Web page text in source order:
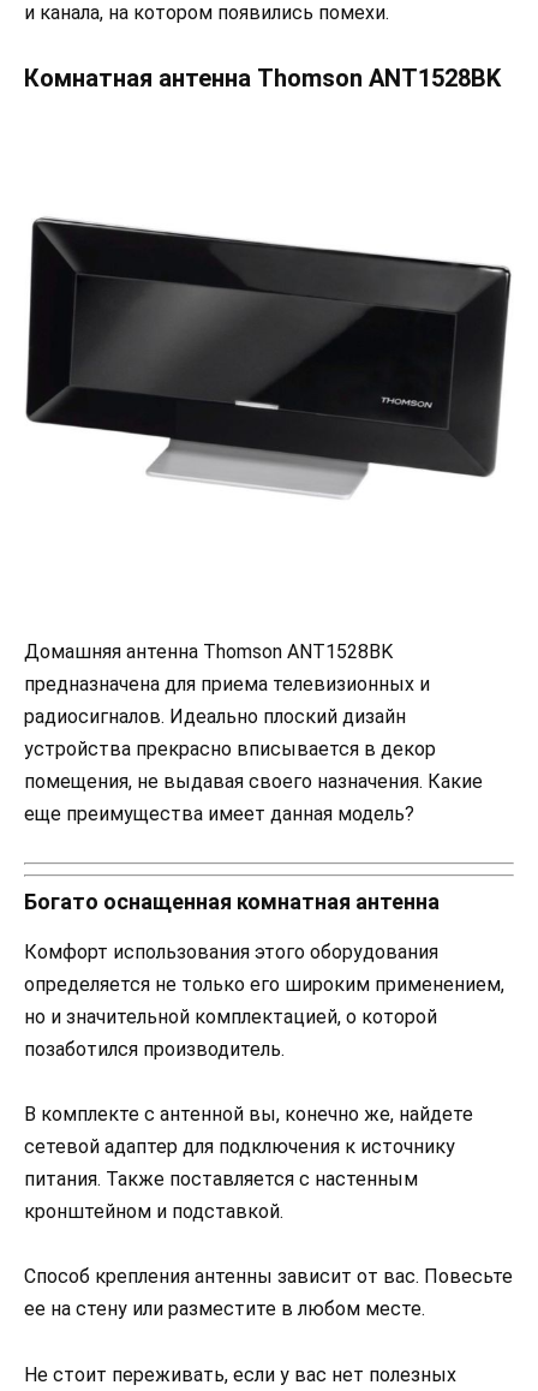
и канала, на котором появились помехи.
Комнатная антенна Thomson ANT1528BK
Домашняя антенна Thomson ANT1528BK
предназначена для приема телевизионных и
радиосигналов. Идеально плоский дизайн
устройства прекрасно вписывается в декор
помещения, не выдавая своего назначения. Какие
еще преимущества имеет данная модель?
Богато оснащенная комнатная антенна
Комфорт использования этого оборудования
определяется не только его широким применением,
но и значительной комплектацией, о которой
позаботился производитель.
В комплекте с антенной вы, конечно же, найдете
сетевой адаптер для подключения к источнику
питания. Также поставляется с настенным
кронштейном и подставкой.
Способ крепления антенны зависит от вас. Повесьте
ее на стену или разместите в любом месте.
Не стоит переживать, если у вас нет полезных